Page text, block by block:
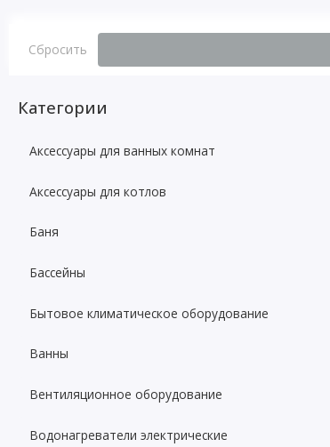
Сбросить
Категории
Аксессуары для ванных комнат
Аксессуары для котлов
Баня
Бассейны
Бытовое климатическое оборудование
Ванны
Вентиляционное оборудование
Водонагреватели электрические